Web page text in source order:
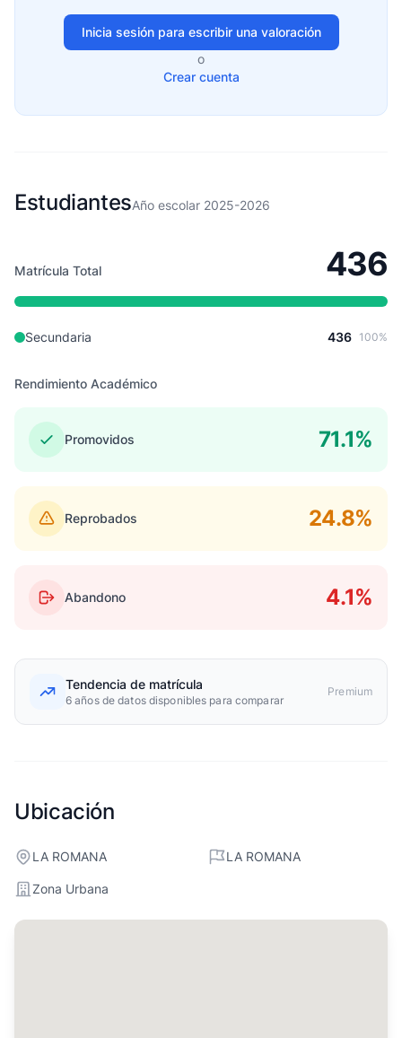
Inicia sesión para escribir una valoración
o
Crear cuenta
EstudiantesAño escolar 2025-2026
Matrícula Total 436
Secundaria 436 100%
Rendimiento Académico
Promovidos 71.1%
Reprobados 24.8%
Abandono 4.1%
Tendencia de matrícula
6 años de datos disponibles para comparar
Premium
Ubicación
LA ROMANA LA ROMANA
Zona Urbana